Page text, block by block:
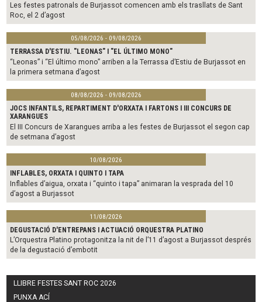
Les festes patronals de Burjassot comencen amb els trasllats de Sant
Roc, el 2 d’agost
05/08/2026 - 09/08/2026
TERRASSA D'ESTIU. "LEONAS" I "EL ÚLTIMO MONO"
“Leonas” i “El último mono” arriben a la Terrassa d’Estiu de Burjassot en
la primera setmana d’agost
08/08/2026 - 09/08/2026
JOCS INFANTILS, REPARTIMENT D'ORXATA I FARTONS I III CONCURS DE
XARANGUES
El III Concurs de Xarangues arriba a les festes de Burjassot el segon cap
de setmana d’agost
10/08/2026
INFLABLES, ORXATA I QUINTO I TAPA
Inflables d’aigua, orxata i “quinto i tapa” animaran la vesprada del 10
d’agost a Burjassot
11/08/2026
DEGUSTACIÓ D'ENTREPANS I ACTUACIÓ ORQUESTRA PLATINO
L’Orquestra Platino protagonitza la nit de l’11 d’agost a Burjassot després
de la degustació d’embotit
LLIBRE FESTES SANT ROC 2026
PUNXA ACÍ